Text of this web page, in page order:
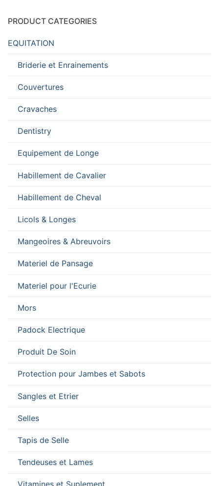
PRODUCT CATEGORIES
EQUITATION
Briderie et Enrainements
Couvertures
Cravaches
Dentistry
Equipement de Longe
Habillement de Cavalier
Habillement de Cheval
Licols & Longes
Mangeoires & Abreuvoirs
Materiel de Pansage
Materiel pour l'Ecurie
Mors
Padock Electrique
Produit De Soin
Protection pour Jambes et Sabots
Sangles et Etrier
Selles
Tapis de Selle
Tendeuses et Lames